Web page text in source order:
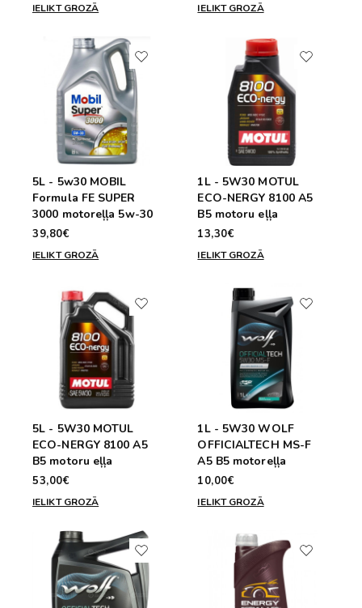
IELIKT GROZĀ IELIKT GROZĀ
5L - 5w30 MOBIL
Formula FE SUPER
3000 motoreļļa 5w-30
39,80€
IELIKT GROZĀ
1L - 5W30 MOTUL
ECO-NERGY 8100 A5
B5 motoru eļļa
13,30€
IELIKT GROZĀ
5L - 5W30 MOTUL
ECO-NERGY 8100 A5
B5 motoru eļļa
53,00€
IELIKT GROZĀ
1L - 5W30 WOLF
OFFICIALTECH MS-F
A5 B5 motoreļļa
10,00€
IELIKT GROZĀ